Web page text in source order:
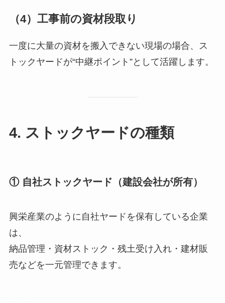
（4）工事前の資材段取り
一度に大量の資材を搬入できない現場の場合、ス
トックヤードが“中継ポイント”として活躍します。
4. ストックヤードの種類
① 自社ストックヤード（建設会社が所有）
興栄産業のように自社ヤードを保有している企業
は、
納品管理・資材ストック・残土受け入れ・建材販
売などを一元管理できます。